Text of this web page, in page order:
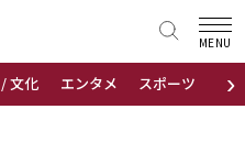
›
文化 エンタメ スポーツ 地域
MENU